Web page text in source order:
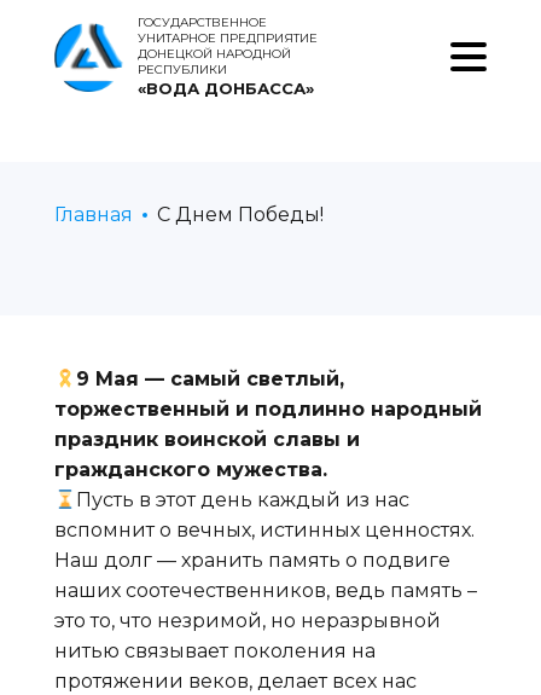
ГОСУДАРСТВЕННОЕ
УНИТАРНОЕ ПРЕДПРИЯТИЕ
ДОНЕЦКОЙ НАРОДНОЙ
РЕСПУБЛИКИ
«ВОДА ДОНБАССА»
Главная С Днем Победы!
9 Мая — самый светлый,
торжественный и подлинно народный
праздник воинской славы и
гражданского мужества.
Пусть в этот день каждый из нас
вспомнит о вечных, истинных ценностях.
Наш долг — хранить память о подвиге
наших соотечественников, ведь память –
это то, что незримой, но неразрывной
нитью связывает поколения на
протяжении веков, делает всех нас